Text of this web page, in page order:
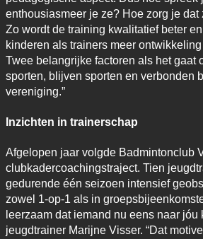
enthousiasmeer je ze? Hoe zorg je
Zo wordt de training kwalitatief beter
kinderen als trainers meer
Twee belangrijke factoren als het gaat
sporten, blijven sporten en verbonden
vereniging.”
Inzichten in trainerschap
Afgelopen jaar volgde Badmintonclub
clubkadercoachingstraject. Tien
gedurende één seizoen intensief
zowel 1-op-1 als in
leerzaam dat iemand nu eens naar jóu
jeugdtrainer Marijne Visser. “Dat